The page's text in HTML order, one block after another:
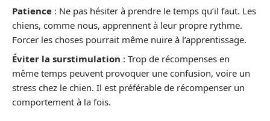
Patience : Ne pas hésiter à prendre le temps qu’il faut. Les
chiens, comme nous, apprennent à leur propre rythme.
Forcer les choses pourrait même nuire à l’apprentissage.
Éviter la surstimulation : Trop de récompenses en
même temps peuvent provoquer une confusion, voire un
stress chez le chien. Il est préférable de récompenser un
comportement à la fois.